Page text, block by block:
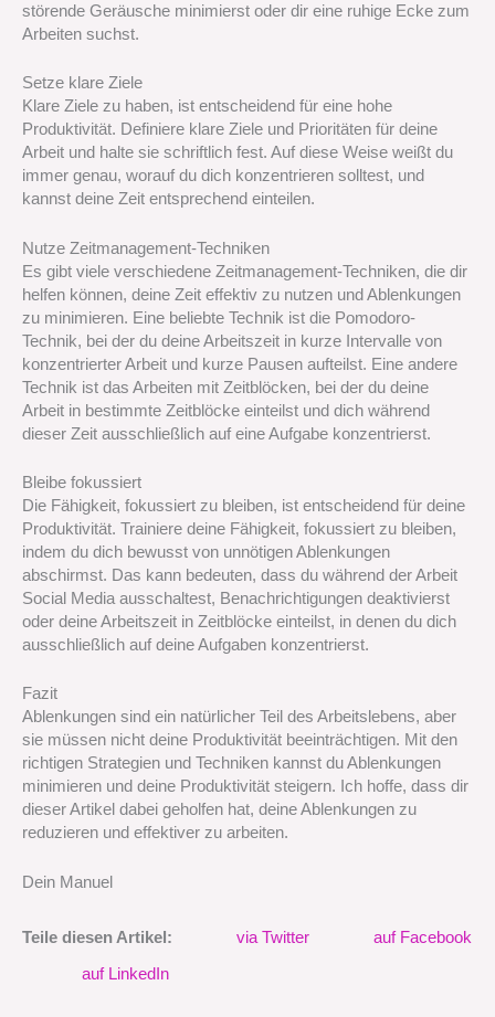
störende Geräusche minimierst oder dir eine ruhige Ecke zum
Arbeiten suchst.
Setze klare Ziele
Klare Ziele zu haben, ist entscheidend für eine hohe
Produktivität. Definiere klare Ziele und Prioritäten für deine
Arbeit und halte sie schriftlich fest. Auf diese Weise weißt du
immer genau, worauf du dich konzentrieren solltest, und
kannst deine Zeit entsprechend einteilen.
Nutze Zeitmanagement-Techniken
Es gibt viele verschiedene Zeitmanagement-Techniken, die dir
helfen können, deine Zeit effektiv zu nutzen und Ablenkungen
zu minimieren. Eine beliebte Technik ist die Pomodoro-
Technik, bei der du deine Arbeitszeit in kurze Intervalle von
konzentrierter Arbeit und kurze Pausen aufteilst. Eine andere
Technik ist das Arbeiten mit Zeitblöcken, bei der du deine
Arbeit in bestimmte Zeitblöcke einteilst und dich während
dieser Zeit ausschließlich auf eine Aufgabe konzentrierst.
Bleibe fokussiert
Die Fähigkeit, fokussiert zu bleiben, ist entscheidend für deine
Produktivität. Trainiere deine Fähigkeit, fokussiert zu bleiben,
indem du dich bewusst von unnötigen Ablenkungen
abschirmst. Das kann bedeuten, dass du während der Arbeit
Social Media ausschaltest, Benachrichtigungen deaktivierst
oder deine Arbeitszeit in Zeitblöcke einteilst, in denen du dich
ausschließlich auf deine Aufgaben konzentrierst.
Fazit
Ablenkungen sind ein natürlicher Teil des Arbeitslebens, aber
sie müssen nicht deine Produktivität beeinträchtigen. Mit den
richtigen Strategien und Techniken kannst du Ablenkungen
minimieren und deine Produktivität steigern. Ich hoffe, dass dir
dieser Artikel dabei geholfen hat, deine Ablenkungen zu
reduzieren und effektiver zu arbeiten.
Dein Manuel
Teile diesen Artikel: via Twitter auf Facebook
auf LinkedIn